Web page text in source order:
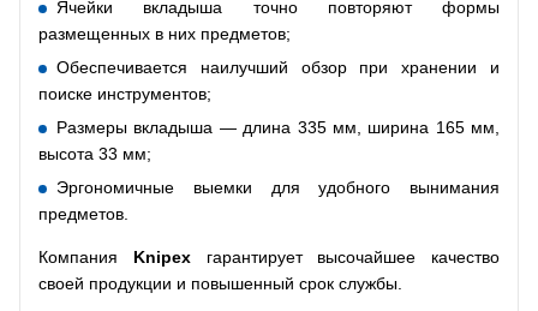
Ячейки вкладыша точно повторяют формы
размещенных в них предметов;
Обеспечивается наилучший обзор при хранении и
поиске инструментов;
Размеры вкладыша — длина 335 мм, ширина 165 мм,
высота 33 мм;
Эргономичные выемки для удобного вынимания
предметов.
Компания Knipexгарантирует высочайшее качество
своей продукции и повышенный срок службы.